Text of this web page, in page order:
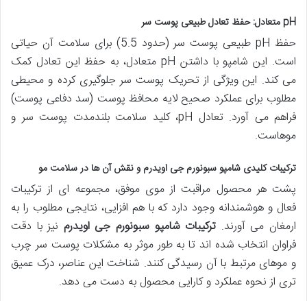
pH متعادل: حفظ تعادل طبیعی پوست سر
حفظ pH طبیعی پوست سر (حدود 5.5) برای سلامت آن حیاتی
است. این شامپو با داشتن pH متعادل، به حفظ این تعادل کمک
می کند. این ویژگی از تحریک پوست سر جلوگیری کرده و محیطی
مطلوب برای عملکرد صحیح لایه محافظ پوست (سد دفاعی پوست)
فراهم می آورد. تعادل pH، کلید سلامت بلندمدت پوست سر و
موهاست.
ترکیبات کلیدی شامپو سبونورم جی اویدرم و نقش آن ها در سلامت مو
پشت هر محصول مراقبت از موی موفق، مجموعه ای از ترکیبات
فعال و هوشمندانه وجود دارد که با هم افزایی، نتایجی مطلوب را به
ارمغان می آورند. ترکیبات شامپو سبونورم جی اویدرم نیز با دقت
فراوان انتخاب شده اند تا به طور موثر به مشکلات پوست سر چرب
و موهای مرتبط با آن رسیدگی کنند. شناخت این عناصر، درک عمیق
تری از نحوه عملکرد و کارایی محصول به دست می دهد.